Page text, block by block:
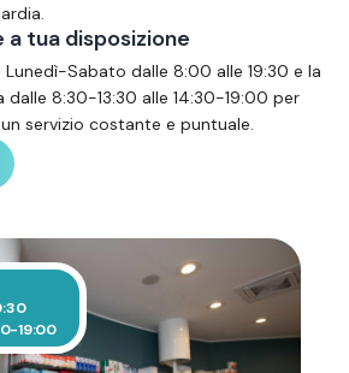
a tua disposizione
Sabato dalle 8:00 alle 19:30 e la
dalle 8:30-13:30 alle 14:30-19:00 per
servizio costante e puntuale.
19:00